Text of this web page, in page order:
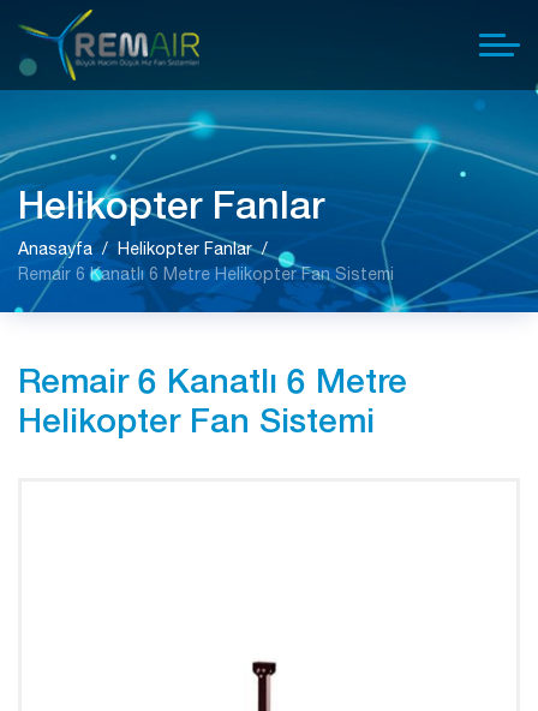
Helikopter Fanlar
Anasayfa
Helikopter Fanlar
Remair 6 Kanatlı 6 Metre Helikopter Fan Sistemi
Remair 6 Kanatlı 6 Metre
Helikopter Fan Sistemi